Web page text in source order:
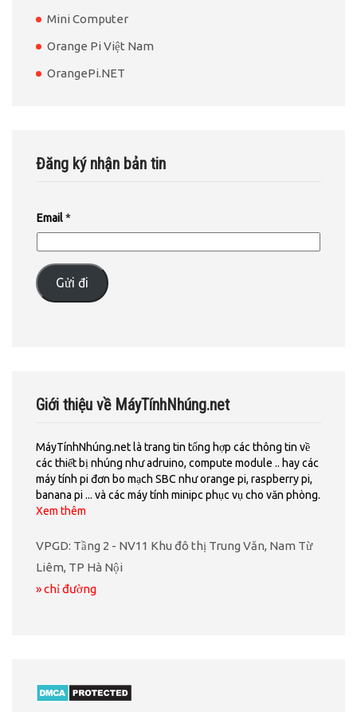
Mini Computer
Orange Pi Việt Nam
OrangePi.NET
Đăng ký nhận bản tin
Email*
Gửi đi
Giới thiệu về MáyTínhNhúng.net
MáyTínhNhúng.net là trang tin tổng hợp các thông tin về
các thiết bị nhúng như adruino, compute module .. hay các
máy tính pi đơn bo mạch SBC như orange pi, raspberry pi,
banana pi ... và các máy tính minipc phục vụ cho văn phòng.
Xem thêm
VPGD: Tầng 2 - NV11 Khu đô thị Trung Văn, Nam Từ
Liêm, TP Hà Nội
» chỉ đường